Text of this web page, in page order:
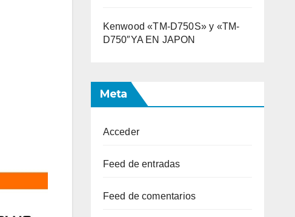
Kenwood «TM-D750S» y «TM-
D750″YA EN JAPON
Meta
Acceder
Feed de entradas
Feed de comentarios